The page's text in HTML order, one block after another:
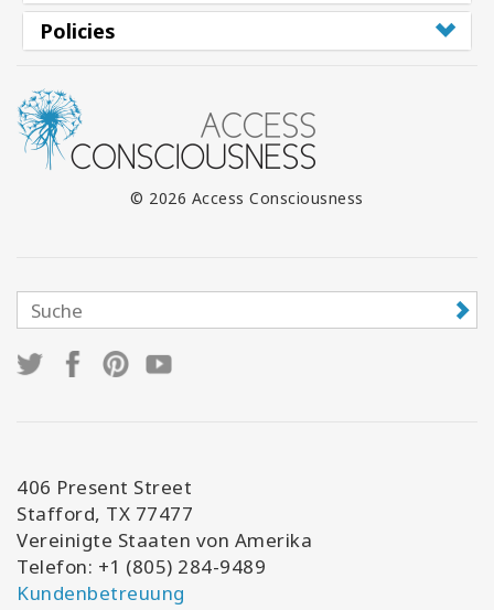
Policies
© 2026 Access Consciousness
406 Present Street
Stafford, TX 77477
Vereinigte Staaten von Amerika
Telefon: +1 (805) 284-9489
Kundenbetreuung